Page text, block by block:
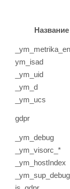
Название
ym_isad
_ym_uid
_ym_d
_ym_ucs
gdpr
_ym_debug
_ym_visorc_*
_ym_hostIndex
_ym_sup_debug